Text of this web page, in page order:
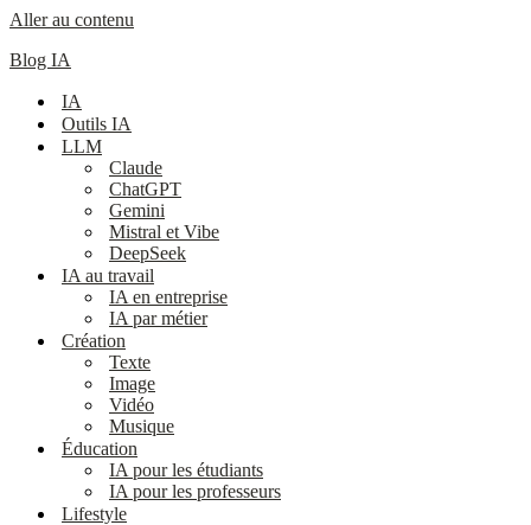
Aller au contenu
Blog IA
IA
Outils IA
LLM
Claude
ChatGPT
Gemini
Mistral et Vibe
DeepSeek
IA au travail
IA en entreprise
IA par métier
Création
Texte
Image
Vidéo
Musique
Éducation
IA pour les étudiants
IA pour les professeurs
Lifestyle